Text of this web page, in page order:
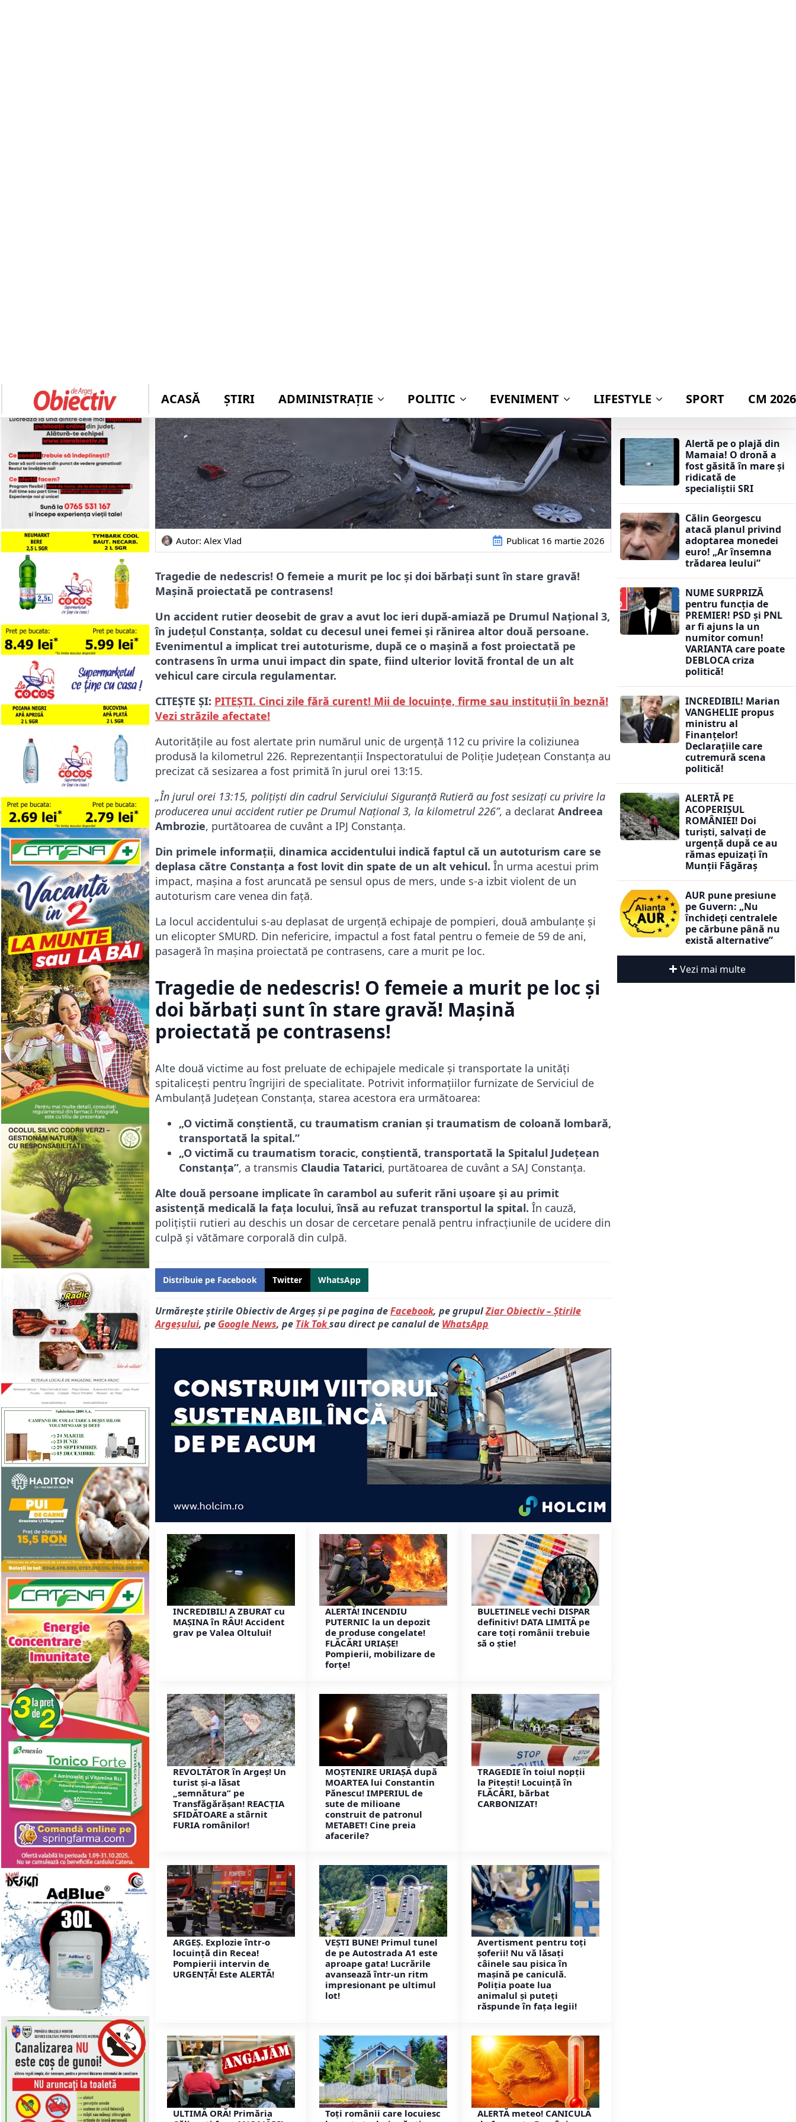
Autor: Alex Vlad Publicat 16 martie 2026
Tragedie de nedescris! O femeie a murit pe loc și doi bărbați sunt în stare gravă!
Mașină proiectată pe contrasens!
Un accident rutier deosebit de grav a avut loc ieri după-amiază pe Drumul Național 3,
în județul Constanța, soldat cu decesul unei femei și rănirea altor două persoane.
Evenimentul a implicat trei autoturisme, după ce o mașină a fost proiectată pe
contrasens în urma unui impact din spate, fiind ulterior lovită frontal de un alt
vehicul care circula regulamentar.
CITEȘTE ȘI: PITEȘTI. Cinci zile fără curent! Mii de locuințe, firme sau instituții în beznă!
Vezi străzile afectate!
Autoritățile au fost alertate prin numărul unic de urgență 112 cu privire la coliziunea
produsă la kilometrul 226. Reprezentanții Inspectoratului de Poliție Județean Constanța au
precizat că sesizarea a fost primită în jurul orei 13:15.
„În jurul orei 13:15, polițiști din cadrul Serviciului Siguranță Rutieră au fost sesizați cu privire la
producerea unui accident rutier pe Drumul Naţional 3, la kilometrul 226”, a declarat Andreea
Ambrozie, purtătoarea de cuvânt a IPJ Constanţa.
Din primele informații, dinamica accidentului indică faptul că un autoturism care se
deplasa către Constanța a fost lovit din spate de un alt vehicul. În urma acestui prim
impact, mașina a fost aruncată pe sensul opus de mers, unde s-a izbit violent de un
autoturism care venea din față.
La locul accidentului s-au deplasat de urgență echipaje de pompieri, două ambulanțe și
un elicopter SMURD. Din nefericire, impactul a fost fatal pentru o femeie de 59 de ani,
pasageră în mașina proiectată pe contrasens, care a murit pe loc.
Tragedie de nedescris! O femeie a murit pe loc și
doi bărbați sunt în stare gravă! Mașină
proiectată pe contrasens!
Alte două victime au fost preluate de echipajele medicale și transportate la unități
spitalicești pentru îngrijiri de specialitate. Potrivit informațiilor furnizate de Serviciul de
Ambulanță Județean Constanța, starea acestora era următoarea:
„O victimă conştientă, cu traumatism cranian şi traumatism de coloană lombară,
transportată la spital.”
„O victimă cu traumatism toracic, conştientă, transportată la Spitalul Judeţean
Constanţa”, a transmis Claudia Tatarici, purtătoarea de cuvânt a SAJ Constanţa.
Alte două persoane implicate în carambol au suferit răni ușoare și au primit
asistență medicală la fața locului, însă au refuzat transportul la spital. În cauză,
polițiștii rutieri au deschis un dosar de cercetare penală pentru infracțiunile de ucidere din
culpă și vătămare corporală din culpă.
Distribuie pe Facebook Twitter WhatsApp
Urmărește știrile Obiectiv de Argeș și pe pagina deFacebook, pe grupulZiar Obiectiv – Știrile
Argeșului, pe Google News, pe Tik Toksau direct pe canalul de WhatsApp
INCREDIBIL! A ZBURAT cu
MAȘINA în RÂU! Accident
grav pe Valea Oltului!
ALERTĂ! INCENDIU
PUTERNIC la un depozit
de produse congelate!
FLĂCĂRI URIAȘE!
Pompierii, mobilizare de
forțe!
BULETINELE vechi DISPAR
definitiv! DATA LIMITĂ pe
care toți românii trebuie
să o știe!
REVOLTĂTOR în Argeș! Un
turist și-a lăsat
„semnătura” pe
Transfăgărășan! REACȚIA
SFIDĂTOARE a stârnit
FURIA românilor!
MOȘTENIRE URIAȘĂ după
MOARTEA lui Constantin
Pănescu! IMPERIUL de
sute de milioane
construit de patronul
METABET! Cine preia
afacerile?
TRAGEDIE în toiul nopții
la Pitești! Locuință în
FLĂCĂRI, bărbat
CARBONIZAT!
ARGEȘ. Explozie într-o
locuință din Recea!
Pompierii intervin de
URGENȚĂ! Este ALERTĂ!
VEȘTI BUNE! Primul tunel
de pe Autostrada A1 este
aproape gata! Lucrările
avansează într-un ritm
impresionant pe ultimul
lot!
Avertisment pentru toți
șoferii! Nu vă lăsați
câinele sau pisica în
mașină pe caniculă.
Poliția poate lua
animalul și puteți
răspunde în fața legii!
ULTIMĂ ORĂ! Primăria
Toți românii care locuiesc
ALERTĂ meteo! CANICULĂ
euro: „Ar însemna
Alertă pe o plajă din
Mamaia! O dronă a
fost găsită în mare și
ridicată de
specialiștii SRI
Călin Georgescu
atacă planul privind
adoptarea monedei
euro! „Ar însemna
trădarea leului”
NUME SURPRIZĂ
pentru funcția de
PREMIER! PSD și PNL
ar fi ajuns la un
numitor comun!
VARIANTA care poate
DEBLOCA criza
politică!
INCREDIBIL! Marian
VANGHELIE propus
ministru al
Finanțelor!
Declarațiile care
cutremură scena
politică!
ALERTĂ PE
ACOPERIȘUL
ROMÂNIEI! Doi
turiști, salvați de
urgență după ce au
rămas epuizați în
Munții Făgăraș
AUR pune presiune
pe Guvern: „Nu
închideți centralele
pe cărbune până nu
există alternative”
Vezi mai multe